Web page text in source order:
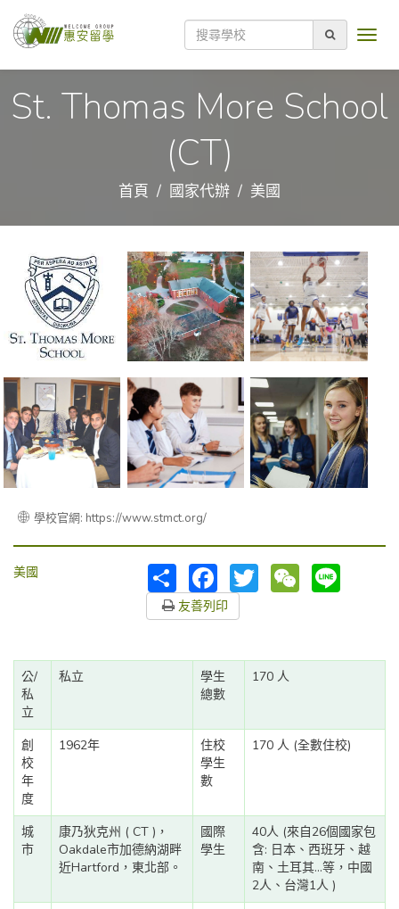
St. Thomas More School
(CT)
首頁 國家代辦 美國
學校官網: https://www.stmct.org/
美國
分
FacebookTwitter WeChat
友善列印
公/
私
立
私立
學生
總數
170 人
創
校
年
度
1962年
住校
學生
數
170 人 (全數住校)
城
市
康乃狄克州 ( CT )，
Oakdale市加德納湖畔
近Hartford，東北部。
國際
學生
40人 (來自26個國家包
含: 日本、西班牙、越
南、土耳其...等，中國
2人、台灣1人 )